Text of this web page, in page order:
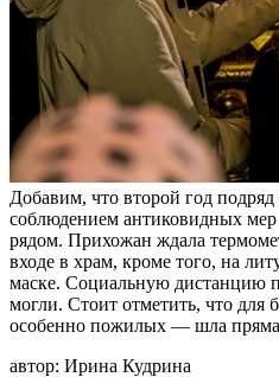
Добавим, что второй год
соблюдением антиковидных
рядом. Прихожан ждала
входе в храм, кроме того, на
маске. Социальную дистанцию
могли. Стоит отметить, что
особенно пожилых — шла
автор: Ирина Кудрина